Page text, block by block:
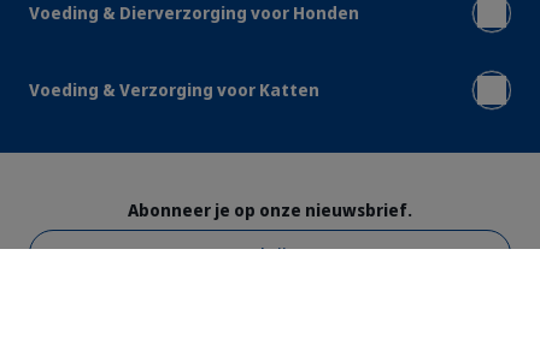
Voeding & Dierverzorging voor Honden
Voeding & Verzorging voor Katten
Abonneer je op onze nieuwsbrief.
Inschrijven